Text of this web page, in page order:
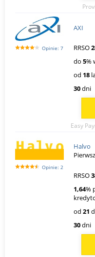
Opinie: 7
AXI
RRSO
do 5%
od 18
30dni
Easy
Opinie: 2
Halvo
RRSO
1,64%
od 21
30dni